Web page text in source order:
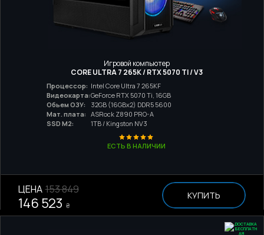
Игровой компьютер
CORE ULTRA 7 265K / RTX 5070 TI / V3
Процессор: Intel Core Ultra 7 265KF
Видеокарта:GeForce RTX 5070 Ti, 16GB
Обьем ОЗУ:
32GB (16GBx2) DDR5 5600
Мат. плата:
ASRock Z890 PRO-A
SSD M2:
1TB / Kingston NV3
ЕСТЬ В НАЛИЧИИ
ЦЕНА 153 849
146 523 ₴
КУПИТЬ